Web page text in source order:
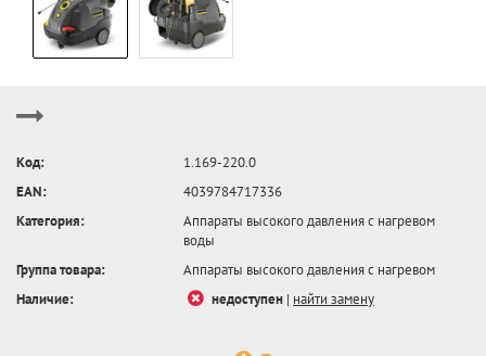
Код:
1.169-220.0
EAN:
4039784717336
Категория:
Аппараты высокого давления с нагревом
воды
Группа товара:
Аппараты высокого давления с нагревом
Наличие:
недоступен | найти замену